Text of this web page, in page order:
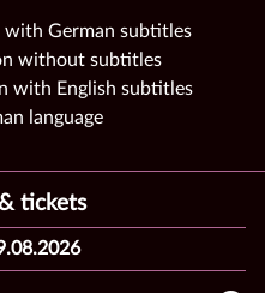
German subtitles
without subtitles
with English subtitles
language
tickets